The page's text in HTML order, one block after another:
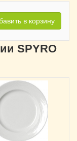
в корзину
SPYRO